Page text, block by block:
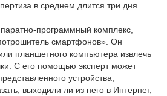
в среднем длится три дня.
программный комплекс,
смартфонов». Он
планшетного компьютера извлечь
С его помощью эксперт может
устройства,
выходили ли из него в Интернет,